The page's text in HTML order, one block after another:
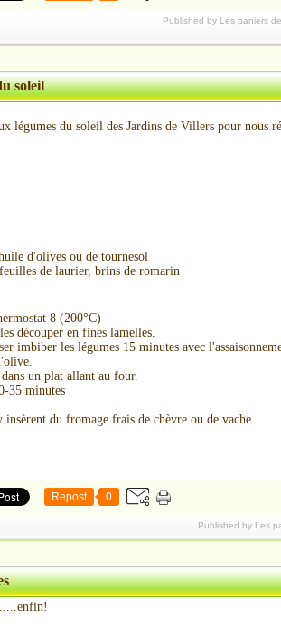
Published by Les paniers
soleil
légumes du soleil des Jardins de Villers pour nous
d'olives ou de tournesol
de laurier, brins de romarin
8 (200°C)
découper en fines lamelles.
imbiber les légumes 15 minutes avec
un plat allant au four.
35 minutes
insèrent du fromage frais de chèvre ou de vache.....
Repost 0
Published by Les